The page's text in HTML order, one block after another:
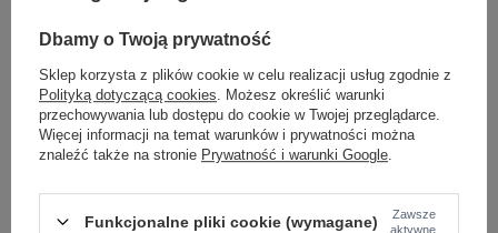
Masz pytanie? Chętnie pomożemy.
Zadzwoń+48 601 547 740 Zadaj pytanie
skład materiału : 90% bawełna , 10% elastan
sposób prania : pranie w pralce w 30°C
Dbamy o Twoją prywatność
Sklep korzysta z plików cookie w celu realizacji usług zgodnie z
Polityką dotyczącą cookies . Możesz określić warunki
przechowywania lub dostępu do cookie w Twojej przeglądarce.
Więcej informacji na temat warunków i prywatności można
znaleźć także na stronie Prywatność i warunki Google
Funkcjonalne pliki cookie (wymagane)
Zawsze
aktywne